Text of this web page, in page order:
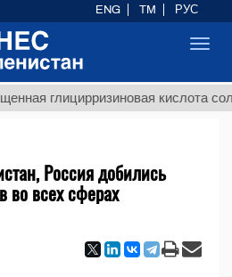
кислота
Россия добились
во всех сферах
ENG TM РУС